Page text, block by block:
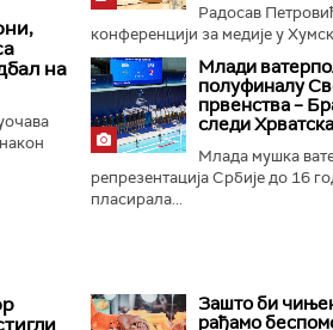
на
Радосав
конференцији за медије у
Mлади
полуфиналу
првенства –
следи Хрватска
Млада мушка
репрезентација Србије до 16
пласирала...
Зашто би
рађамо